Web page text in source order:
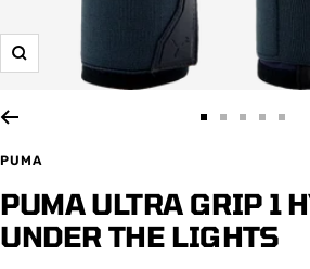
Zoom
gehengehengehen
gehen
PUMA
PUMA ULTRA GRIP 1
UNDER THE LIGHTS